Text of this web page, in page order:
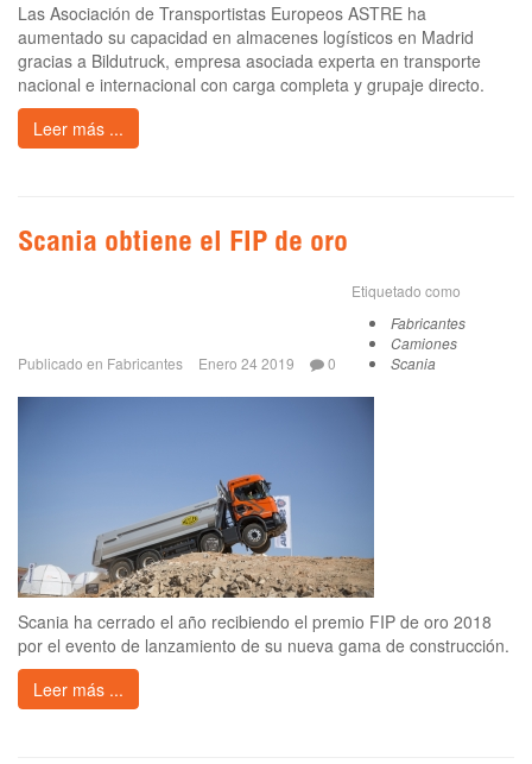
Las Asociación de Transportistas Europeos ASTRE ha
aumentado su capacidad en almacenes logísticos en Madrid
gracias a Bildutruck, empresa asociada experta en transporte
nacional e internacional con carga completa y grupaje directo.
Leer más ...
Scania obtiene el FIP de oro
Publicado en Fabricantes Enero 24 2019 0
Etiquetado como
Fabricantes
Camiones
Scania
Scania ha cerrado el año recibiendo el premio FIP de oro 2018
por el evento de lanzamiento de su nueva gama de construcción.
Leer más ...